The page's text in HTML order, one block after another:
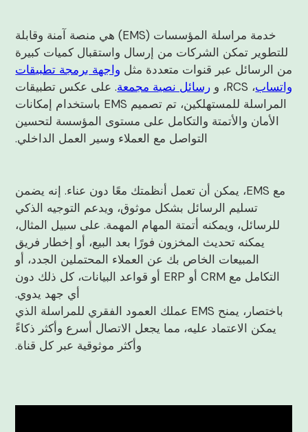
خدمة مراسلة المؤسسات (EMS) هي منصة آمنة وقابلة
للتطوير تمكن الشركات من إرسال واستقبال كميات كبيرة
من الرسائل عبر قنوات متعددة مثل واجهة برمجة تطبيقات
واتساب، RCS، و رسائل نصية مجمعة. على عكس تطبيقات
المراسلة للمستهلكين، تم تصميم EMS باستخدام إمكانات
الأمان والأتمتة والتكامل على مستوى المؤسسة لتحسين
التواصل مع العملاء وسير العمل الداخلي.
مع EMS، يمكن أن تعمل أنظمتك معًا دون عناء. إنه يضمن
تسليم الرسائل بشكل موثوق، ويدعم التوجيه الذكي
للرسائل، ويمكنه أتمتة المهام المهمة. على سبيل المثال،
يمكنه تحديث المخزون فورًا بعد البيع، أو إخطار فريق
المبيعات الخاص بك عن العملاء المحتملين الجدد، أو
التكامل مع CRM أو ERP أو قواعد البيانات، كل ذلك دون
أي جهد يدوي.
باختصار، يمنح EMS عملك العمود الفقري للمراسلة الذي
يمكن الاعتماد عليه، مما يجعل الاتصال أسرع وأكثر ذكاءً
وأكثر موثوقية عبر كل قناة.